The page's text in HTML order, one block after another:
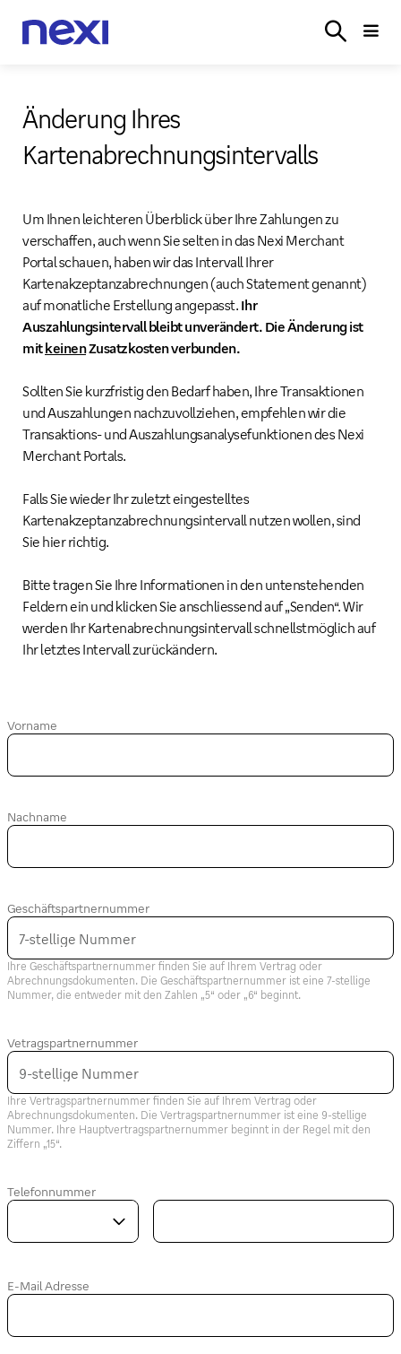
Änderung Ihres
Kartenabrechnungsintervalls
Um Ihnen leichteren Überblick über Ihre Zahlungen zu
verschaffen, auch wenn Sie selten in das Nexi Merchant
Portal schauen, haben wir das Intervall Ihrer
Kartenakzeptanzabrechnungen (auch Statement genannt)
auf monatliche Erstellung angepasst. Ihr
Auszahlungsintervall bleibt unverändert. Die Änderung ist
mitkeinenZusatzkosten verbunden.
Sollten Sie kurzfristig den Bedarf haben, Ihre Transaktionen
und Auszahlungen nachzuvollziehen, empfehlen wir die
Transaktions- und Auszahlungsanalysefunktionen des Nexi
Merchant Portals.
Falls Sie wieder Ihr zuletzt eingestelltes
Kartenakzeptanzabrechnungsintervall nutzen wollen, sind
Sie hier richtig.
Bitte tragen Sie Ihre Informationen in den untenstehenden
Feldern ein und klicken Sie anschliessend auf „Senden“. Wir
werden Ihr Kartenabrechnungsintervall schnellstmöglich auf
Ihr letztes Intervall zurückändern.
Vorname
Nachname
Geschäftspartnernummer
Ihre Geschäftspartnernummer finden Sie auf Ihrem Vertrag oder
Abrechnungsdokumenten. Die Geschäftspartnernummer ist eine 7-stellige
Nummer, die entweder mit den Zahlen „5“ oder „6“ beginnt.
Vetragspartnernummer
Ihre Vertragspartnernummer finden Sie auf Ihrem Vertrag oder
Abrechnungsdokumenten. Die Vertragspartnernummer ist eine 9-stellige
Nummer. Ihre Hauptvertragspartnernummer beginnt in der Regel mit den
Ziffern „15“.
Telefonnummer
E-Mail Adresse